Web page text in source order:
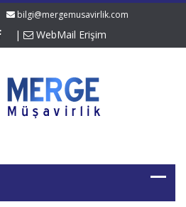
bilgi@mergemusavirlik.com
| WebMail Erişim